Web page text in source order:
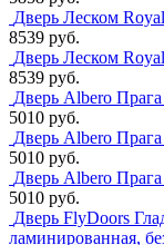
Дверь Леском
8539 руб.
Дверь Леском
8539 руб.
Дверь Albero
5010 руб.
Дверь Albero
5010 руб.
Дверь Albero
5010 руб.
Дверь FlyDoors
ламинированная,